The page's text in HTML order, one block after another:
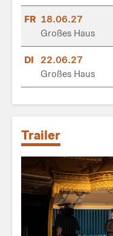
FR 18.06.27
Großes Haus
DI 22.06.27
Großes Haus
Trailer